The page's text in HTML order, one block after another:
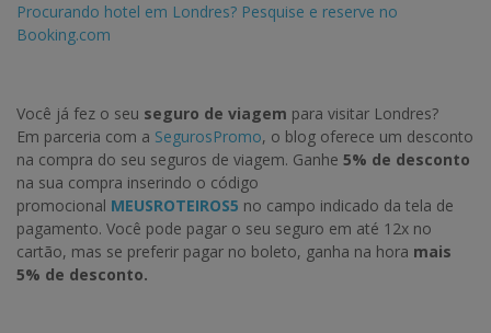
Procurando hotel em Londres? Pesquise e reserve no
Booking.com
Você já fez o seu seguro de viagem para visitar Londres?
Em parceria com a SegurosPromo, o blog oferece um desconto
na compra do seu seguros de viagem. Ganhe 5% de desconto
na sua compra inserindo o código
promocional MEUSROTEIROS5 no campo indicado da tela de
pagamento. Você pode pagar o seu seguro em até 12x no
cartão, mas se preferir pagar no boleto, ganha na hora mais
5% de desconto.